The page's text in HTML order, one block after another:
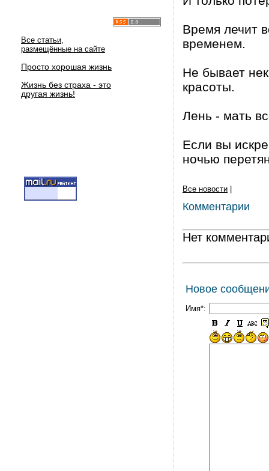
Все статьи,
размещённые на сайте
Просто хорошая жизнь
Жизнь без страха - это
другая жизнь!
Время лечит
временем.
Не бывает
красоты.
Лень - мать
Если вы
ночью
Все новости
Комментарии
Нет
Новое
Имя*: